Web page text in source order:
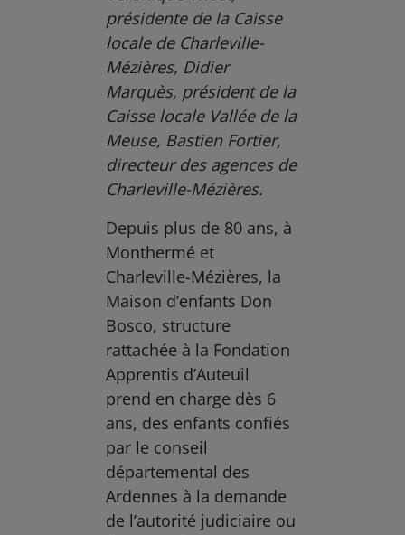
présidente de la Caisse
locale de Charleville-
Mézières, Didier
Marquès, président de la
Caisse locale Vallée de la
Meuse, Bastien Fortier,
directeur des agences de
Charleville-Mézières.
Depuis plus de 80 ans, à
Monthermé et
Charleville-Mézières, la
Maison d’enfants Don
Bosco, structure
rattachée à la Fondation
Apprentis d’Auteuil
prend en charge dès 6
ans, des enfants confiés
par le conseil
départemental des
Ardennes à la demande
de l’autorité judiciaire ou